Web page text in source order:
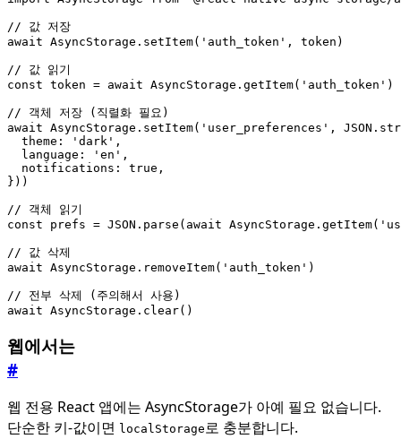
await AsyncStorage . setItem( 'auth_token' , token )
const token = await AsyncStorage . getItem( 'auth_token' )
await AsyncStorage . setItem( 'user_preferences' , JSON .
theme : 'dark' ,
language : 'en' ,
notifications : true ,
}))
const
prefs = JSON . parse ( await AsyncStorage . getItem(
await AsyncStorage . removeItem( 'auth_token' )
await AsyncStorage . clear()
웹에서는
#
웹 전용 React 앱에는 AsyncStorage가 아예 필요 없습니다.
단순한 키-값이면 localStorage로 충분합니다.